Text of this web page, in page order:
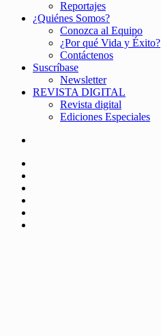
Reportajes
¿Quiénes Somos?
Conozca al Equipo
¿Por qué Vida y Éxito?
Contáctenos
Suscríbase
Newsletter
REVISTA DIGITAL
Revista digital
Ediciones Especiales